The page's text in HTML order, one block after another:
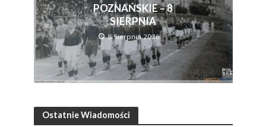
POZNAŃSKIE – 8
SIERPNIA
8 Sierpnia 2026
Ostatnie Wiadomości